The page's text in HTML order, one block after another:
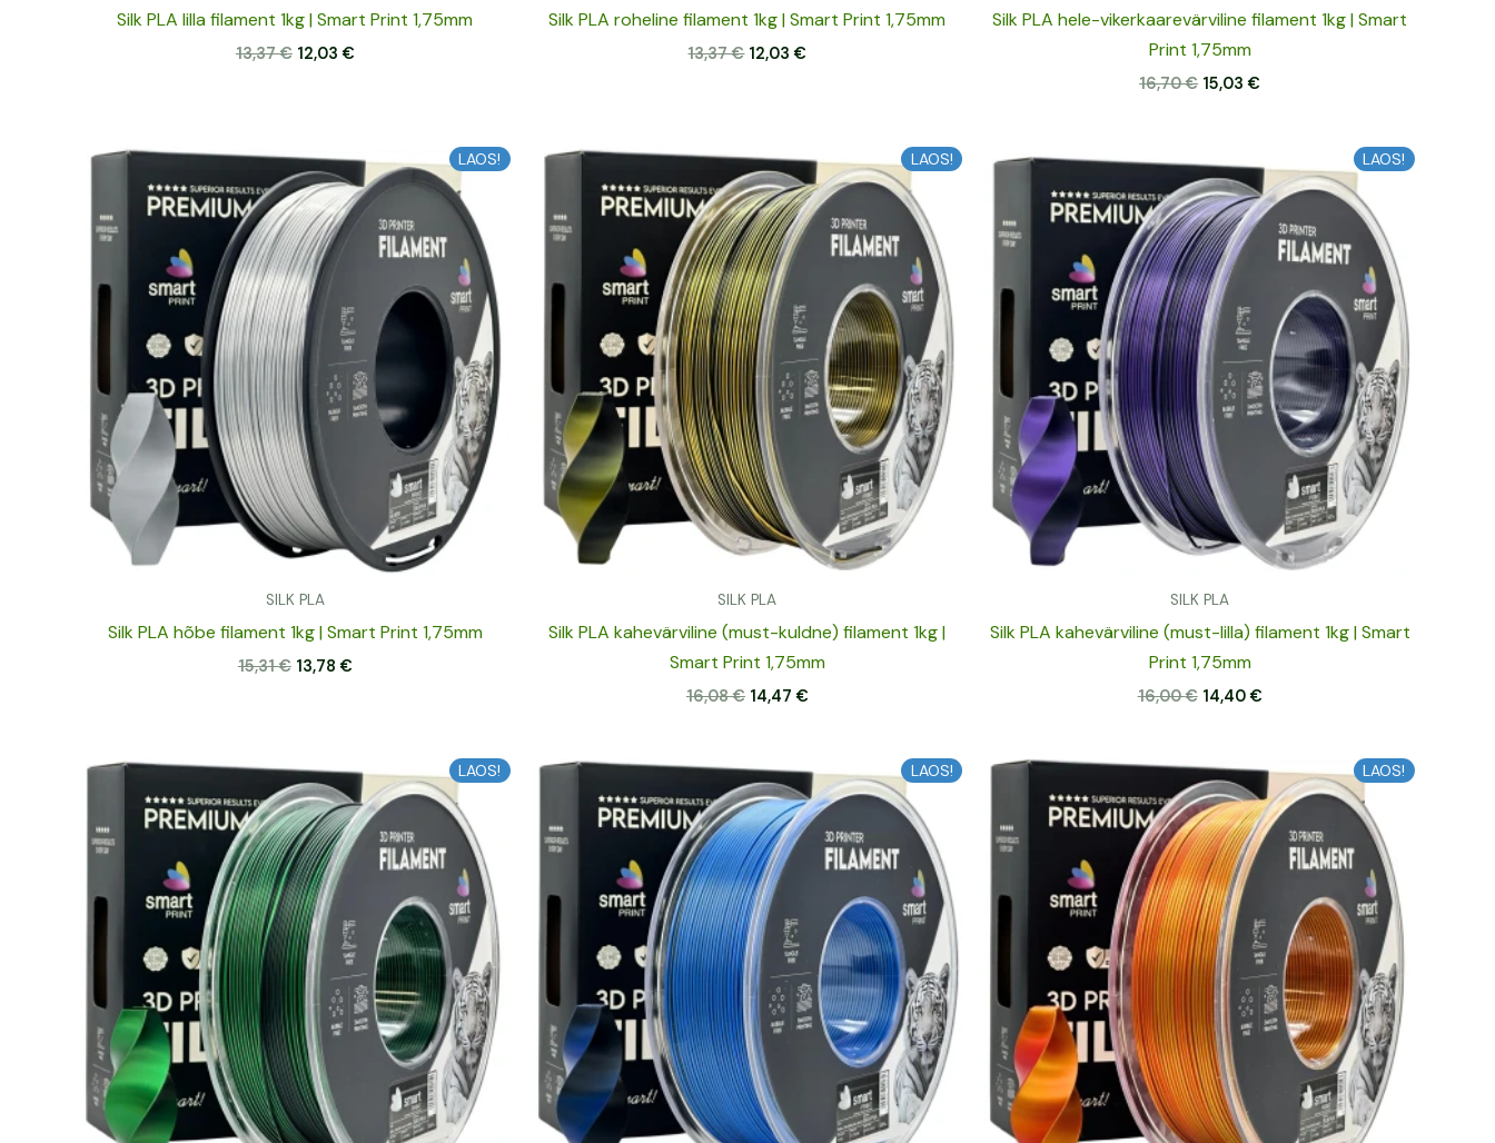
Silk PLA lilla filament 1kg | Smart Print 1,75mm
13,37€ 12,03€
Silk PLA roheline filament 1kg | Smart Print 1,75mm
13,37€ 12,03€
Silk PLA hele-vikerkaarevärviline filament 1kg | Smart
Print 1,75mm
16,70€ 15,03€
LAOS!
SILK PLA
Silk PLA hõbe filament 1kg | Smart Print 1,75mm
15,31€
Algne
hind
oli:
15,31 €.
13,78€
Praegune
hind
on:
13,78 €.
LAOS!
SILK PLA
Silk PLA kahevärviline (must-kuldne) filament 1kg |
Smart Print 1,75mm
16,08€
Algne
hind
oli:
16,08 €.
14,47€
Praegune
hind
on:
14,47 €.
LAOS!
SILK PLA
Silk PLA kahevärviline (must-lilla) filament 1kg | Smart
Print 1,75mm
16,00€
hind
oli:
16,00 €.
14,40€
hind
on:
14,40 €.
LAOS!
Algne
hind
oli:
16,08 €.
Praegune
hind
on:
14,47 €.
LAOS!
Algne
hind
oli:
16,00 €.
Praegune
hind
on:
14,40 €.
LAOS!
Algne
hind
oli:
16,00 €.
Praegune
hind
on:
14,40 €.